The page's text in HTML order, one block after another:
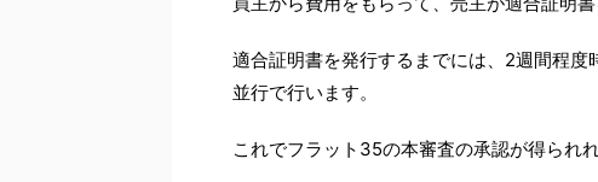
適合証明書を発行するまでには、2週間程
並行で行います。
これでフラット35の本審査の承認が得られ